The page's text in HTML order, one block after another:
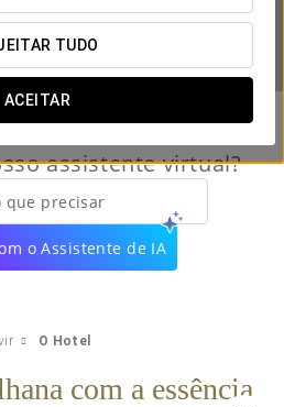
TUDO
ACEITAR
assistente virtual?
que precisar
o Assistente de IA
O Hotel
com a essência